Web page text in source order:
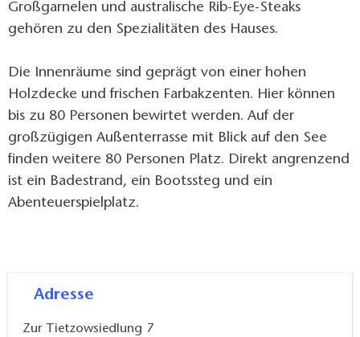
Großgarnelen und australische Rib-Eye-Steaks
gehören zu den Spezialitäten des Hauses.
Die Innenräume sind geprägt von einer hohen
Holzdecke und frischen Farbakzenten. Hier können
bis zu 80 Personen bewirtet werden. Auf der
großzügigen Außenterrasse mit Blick auf den See
finden weitere 80 Personen Platz. Direkt angrenzend
ist ein Badestrand, ein Bootssteg und ein
Abenteuerspielplatz.
Adresse
Zur Tietzowsiedlung 7